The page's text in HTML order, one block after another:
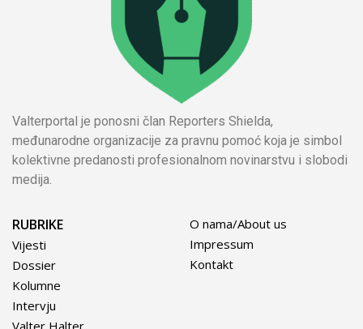
Valterportal je ponosni član Reporters Shielda,
međunarodne organizacije za pravnu pomoć koja je simbol
kolektivne predanosti profesionalnom novinarstvu i slobodi
medija.
RUBRIKE
Vijesti
Dossier
Kolumne
Intervju
Valter Halter
O nama/About us
Impressum
Kontakt